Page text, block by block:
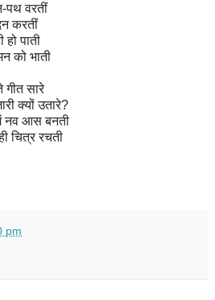
पथ वरतीं
करतीं
पाती
को भाती
गीत सारे
क्यों उतारे?
नव आस बनती
चित्र रचती
pm